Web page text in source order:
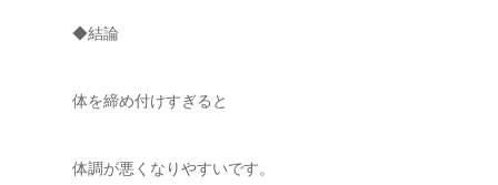
◆結論
体を締め付けすぎると
体調が悪くなりやすいです。